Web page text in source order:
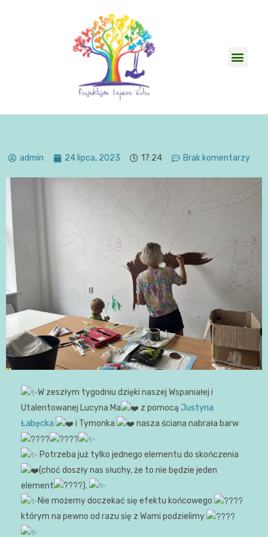
admin 24 lipca, 2023 17:24 Brak komentarzy
W zeszłym tygodniu dzięki naszej Wspaniałej i
Utalentowanej Lucyna Ma
z pomocą Justyna
Łabęcka
i Tymonka nasza ściana nabrała barw
Potrzeba już tylko jednego elementu do skończenia
(choć doszły nas słuchy, że to nie będzie jeden
element
).
Nie możemy doczekać się efektu końcowego
którym na pewno od razu się z Wami podzielimy